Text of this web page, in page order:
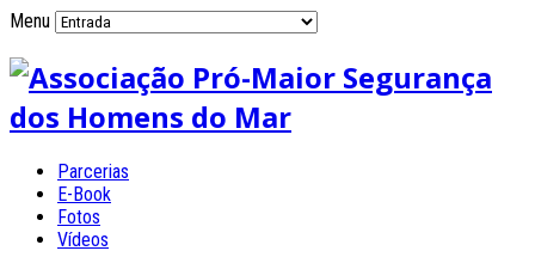
Menu
Parcerias
E-Book
Fotos
Vídeos